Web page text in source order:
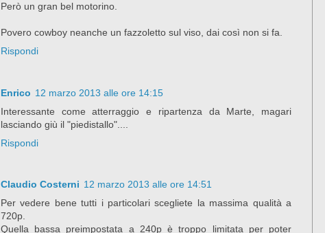
Però un gran bel motorino.
Povero cowboy neanche un fazzoletto sul viso, dai così non si fa.
Rispondi
Enrico 12 marzo 2013 alle ore 14:15
Interessante come atterraggio e ripartenza da Marte, magari
lasciando giù il "piedistallo"....
Rispondi
Claudio Costerni 12 marzo 2013 alle ore 14:51
Per vedere bene tutti i particolari scegliete la massima qualità a
720p.
Quella bassa preimpostata a 240p è troppo limitata per poter